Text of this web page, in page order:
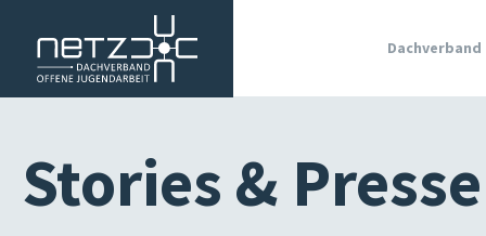
Dachverband
OJA IN
Stories & Presse